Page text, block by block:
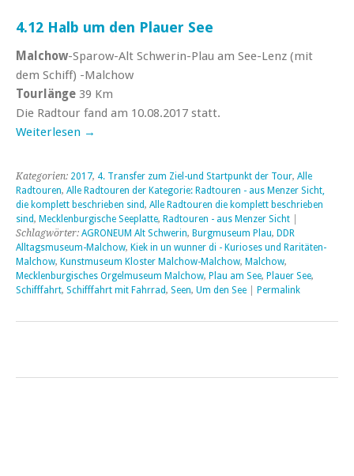
4.12 Halb um den Plauer See
Malchow-Sparow-Alt Schwerin-Plau am See-Lenz (mit
dem Schiff) -Malchow
Tourlänge 39 Km
Die Radtour fand am 10.08.2017 statt.
Weiterlesen →
Kategorien: 2017, 4. Transfer zum Ziel-und Startpunkt der Tour, Alle
Radtouren, Alle Radtouren der Kategorie: Radtouren - aus Menzer Sicht,
die komplett beschrieben sind, Alle Radtouren die komplett beschrieben
sind, Mecklenburgische Seeplatte, Radtouren - aus Menzer Sicht
Schlagwörter: AGRONEUM Alt Schwerin, Burgmuseum Plau, DDR
Alltagsmuseum-Malchow, Kiek in un wunner di - Kurioses und Raritäten-
Malchow, Kunstmuseum Kloster Malchow-Malchow, Malchow,
Mecklenburgisches Orgelmuseum Malchow, Plau am See, Plauer See,
Schifffahrt, Schifffahrt mit Fahrrad, Seen, Um den See Permalink